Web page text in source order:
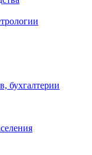
бухгалтерии